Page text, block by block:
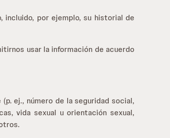
incluido, por ejemplo, su historial de
usar la información de acuerdo
ej., número de la seguridad social,
vida sexual u orientación sexual,